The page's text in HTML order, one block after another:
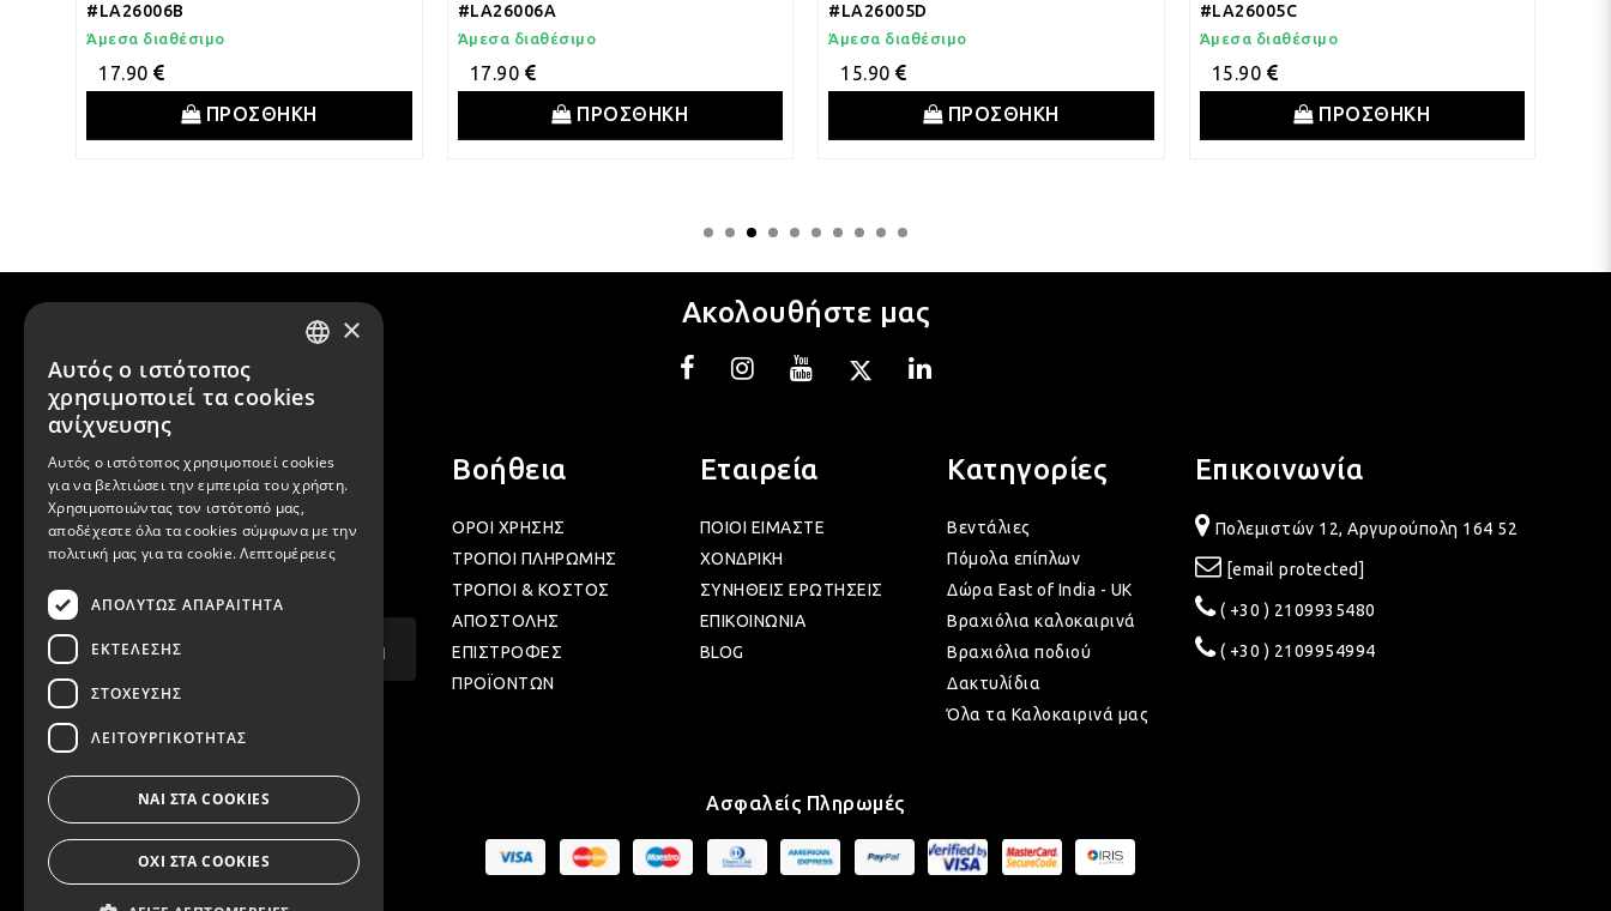
#LA26006B
Άμεσα διαθέσιμο
17.90
ΠΡΟΣΘΗΚΗ
#LA26006A
Άμεσα διαθέσιμο
17.90
ΠΡΟΣΘΗΚΗ
#LA26005D
Άμεσα διαθέσιμο
15.90
ΠΡΟΣΘΗΚΗ
#LA26005C
Άμεσα διαθέσιμο
15.90
ΠΡΟΣΘΗΚΗ
Ακολουθήστε μας
Newsletter
Γραφτείτε στα newsletter μας για να
μαθαίνετε προσφορές και νέα μας.
Εγγραφή
Βοήθεια
ΟΡΟΙ ΧΡΗΣΗΣ
ΤΡΟΠΟΙ ΠΛΗΡΩΜΗΣ
ΤΡΟΠΟΙ & ΚΟΣΤΟΣ
ΑΠΟΣΤΟΛΗΣ
ΕΠΙΣΤΡΟΦΕΣ
ΠΡΟΪΟΝΤΩΝ
Εταιρεία
ΠΟΙΟΙ ΕΙΜΑΣΤΕ
ΧΟΝΔΡΙΚΗ
ΣΥΝΗΘΕΙΣ ΕΡΩΤΗΣΕΙΣ
ΕΠΙΚΟΙΝΩΝΙΑ
BLOG
Κατηγορίες
Βεντάλιες
Πόμολα επίπλων
Δώρα East of India - UK
Βραχιόλια καλοκαιρινά
Βραχιόλια ποδιού
Δακτυλίδια
Όλα τα Καλοκαιρινά μας
Επικοινωνία
Πολεμιστών 12, Αργυρούπολη 164 52
[email protected]
( +30 ) 2109935480
( +30 ) 2109954994
Ασφαλείς Πληρωμές
×
Αυτός ο ιστότοπος
χρησιμοποιεί τα cookies
ανίχνευσης
Αυτός ο ιστότοπος χρησιμοποιεί cookies
για να βελτιώσει την εμπειρία του χρήστη.
Χρησιμοποιώντας τον ιστότοπό μας,
αποδέχεστε όλα τα cookies σύμφωνα με την
πολιτική μας για τα cookie. Λεπτομέρειες
ΑΠΟΛΎΤΩΣ ΑΠΑΡΑΊΤΗΤΑ
ΕΚΤΈΛΕΣΗΣ
ΣΤΌΧΕΥΣΗΣ
ΛΕΙΤΟΥΡΓΙΚΌΤΗΤΑΣ
ΝΑΙ ΣΤΑ COOKIES
ΟΧΙ ΣΤΑ COOKIES